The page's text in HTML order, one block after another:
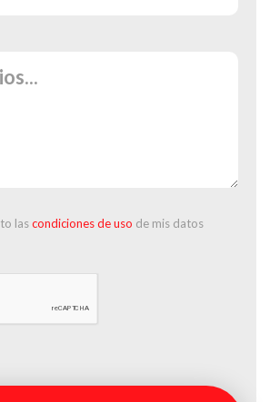
lascondiciones de uso de mis datos